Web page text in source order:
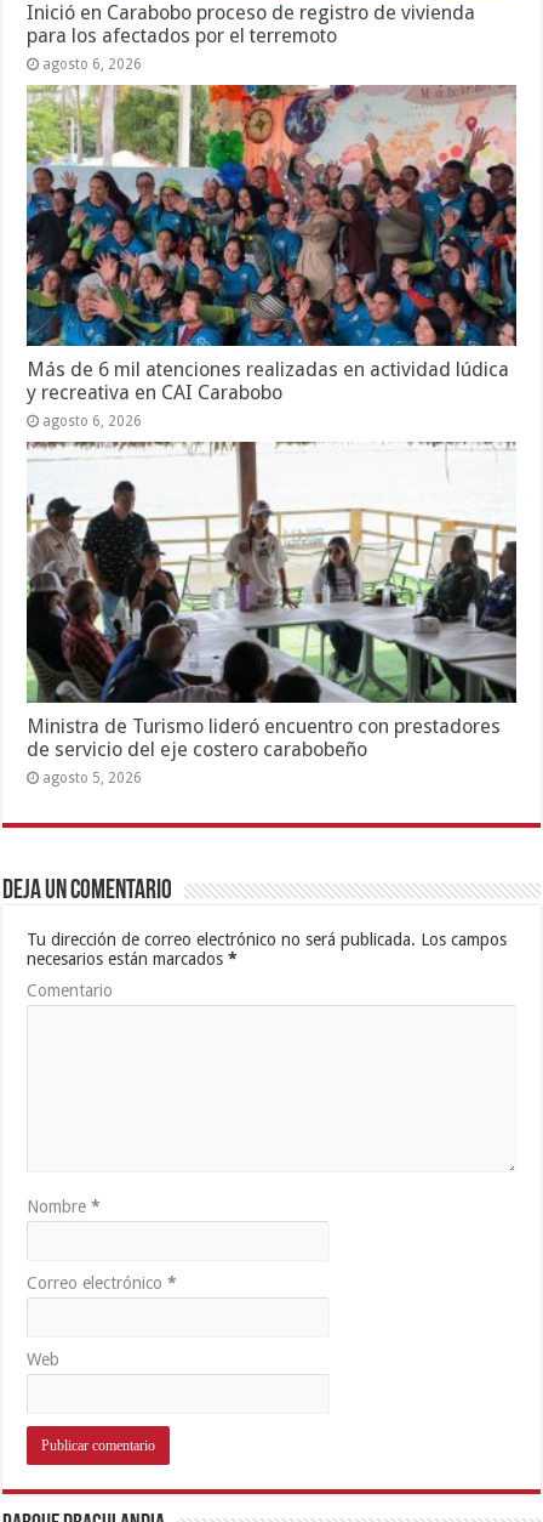
Inició en Carabobo proceso de registro de vivienda
para los afectados por el terremoto
agosto 6, 2026
Más de 6 mil atenciones realizadas en actividad lúdica
y recreativa en CAI Carabobo
agosto 6, 2026
Ministra de Turismo lideró encuentro con prestadores
de servicio del eje costero carabobeño
agosto 5, 2026
Deja un comentario
Tu dirección de correo electrónico no será publicada. Los campos
necesarios están marcados*
Comentario
Nombre*
Correo electrónico*
Web